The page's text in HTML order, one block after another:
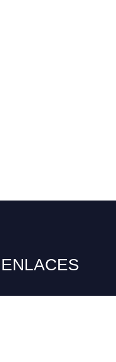
ENLACES
Contacta